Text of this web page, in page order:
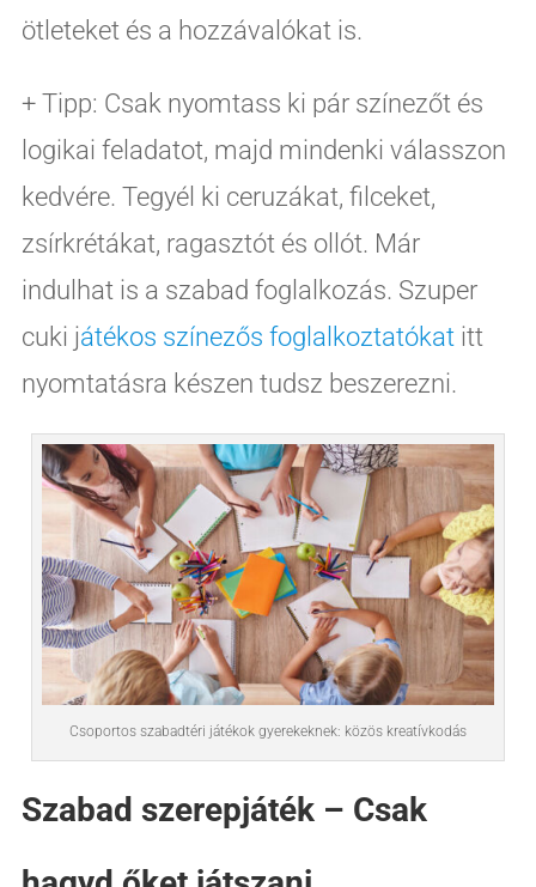
ötleteket és a hozzávalókat is.
+ Tipp: Csak nyomtass ki pár színezőt és
logikai feladatot, majd mindenki válasszon
kedvére. Tegyél ki ceruzákat, filceket,
zsírkrétákat, ragasztót és ollót. Már
indulhat is a szabad foglalkozás. Szuper
cuki játékos színezős foglalkoztatókat itt
nyomtatásra készen tudsz beszerezni.
Csoportos szabadtéri játékok gyerekeknek: közös kreatívkodás
Szabad szerepjáték – Csak